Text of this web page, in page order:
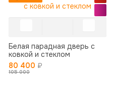
Белая парадная дверь с
ковкой и стеклом
80 400 ₽
105 000